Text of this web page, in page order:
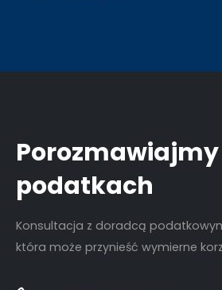
Porozmawiajmy
podatkach
Konsultacja z doradcą
która może przynieść wymierne